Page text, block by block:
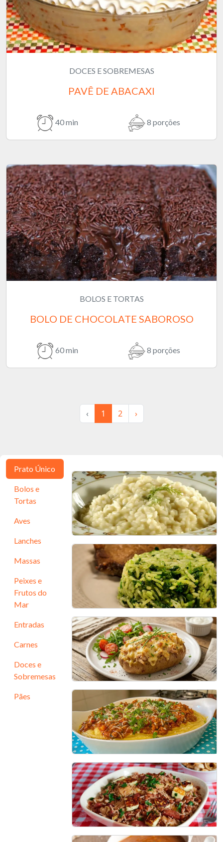
DOCES E SOBREMESAS
PAVÊ DE ABACAXI
40 min 8 porções
BOLOS E TORTAS
BOLO DE CHOCOLATE SABOROSO
60 min 8 porções
‹ 1 2 ›
Prato Único
Bolos e
Tortas
Aves
Lanches
Massas
Peixes e
Frutos do
Mar
Entradas
Carnes
Doces e
Sobremesas
Pães
Risoto Quatro Queijos
30 min - 6 porções
Arroz verde com brócolis
30 min - 4 porções
Batata Recheada com
Frango Cremosa no Micro-
ondas
30 min - 4 porções
Polenta à Bolonhesa
45 min - 4 porções